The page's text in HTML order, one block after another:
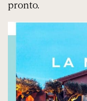
pronto.